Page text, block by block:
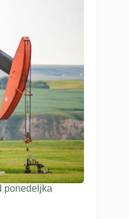
ponedeljka